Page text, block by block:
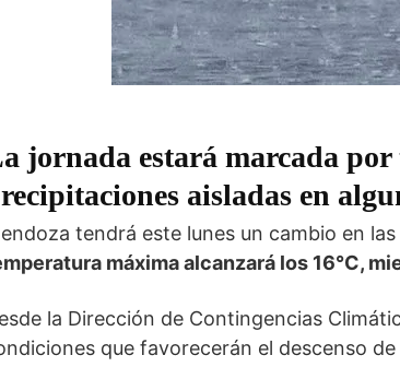
jornada estará marcada por
aisladas en
tendrá este lunes un cambio en
máxima alcanzará los 16°C,
la Dirección de Contingencias
que favorecerán el descenso